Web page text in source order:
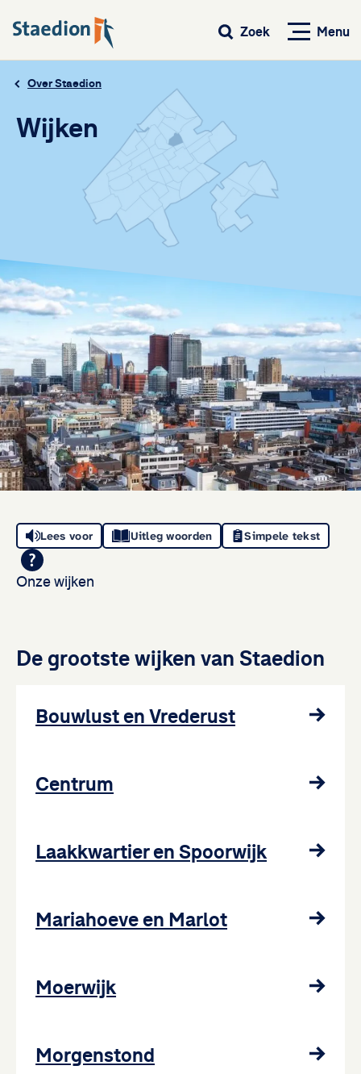
Menu
Zoek
Over Staedion
Wijken
Lees voor Uitleg woorden Simpele tekst
Onze wijken
De grootste wijken van Staedion
Bouwlust en Vrederust
Centrum
Laakkwartier en Spoorwijk
Mariahoeve en Marlot
Moerwijk
Morgenstond